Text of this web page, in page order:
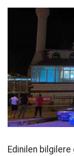
Edinilen